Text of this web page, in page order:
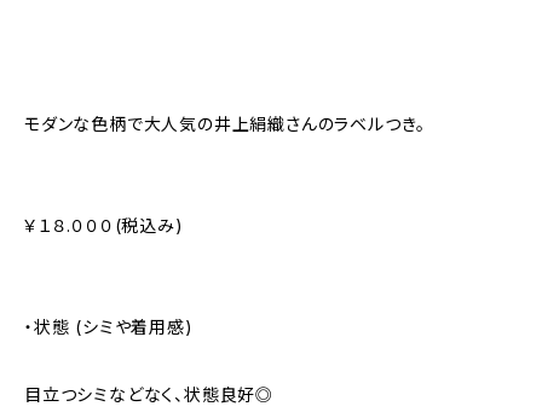
モダンな色柄で大人気の井上絹織さんのラベルつき。
￥１８.０００(税込み)
・状態 (シミや着用感)
目立つシミなどなく、状態良好◎